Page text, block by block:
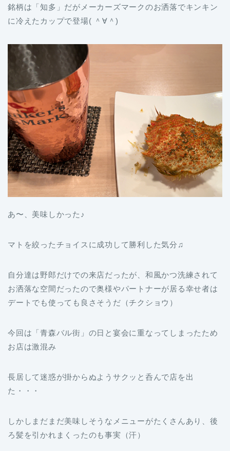
銘柄は「知多」だがメーカーズマークのお洒落でキンキン
に冷えたカップで登場( ＾∀＾)
あ〜、美味しかった♪
マトを絞ったチョイスに成功して勝利した気分♫
自分達は野郎だけでの来店だったが、和風かつ洗練されて
お洒落な空間だったので奥様やパートナーが居る幸せ者は
デートでも使っても良さそうだ（チクショウ）
今回は「青森バル街」の日と宴会に重なってしまったため
お店は激混み
長居して迷惑が掛からぬようサクッと呑んで店を出
た・・・
しかしまだまだ美味しそうなメニューがたくさんあり、後
ろ髪を引かれまくったのも事実（汗）